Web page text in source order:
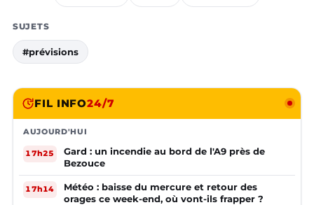
SUJETS
#prévisions
FIL INFO24/7
AUJOURD'HUI
17h25
Gard : un incendie au bord de l'A9 près de
Bezouce
17h14
Météo : baisse du mercure et retour des
orages ce week-end, où vont-ils frapper ?